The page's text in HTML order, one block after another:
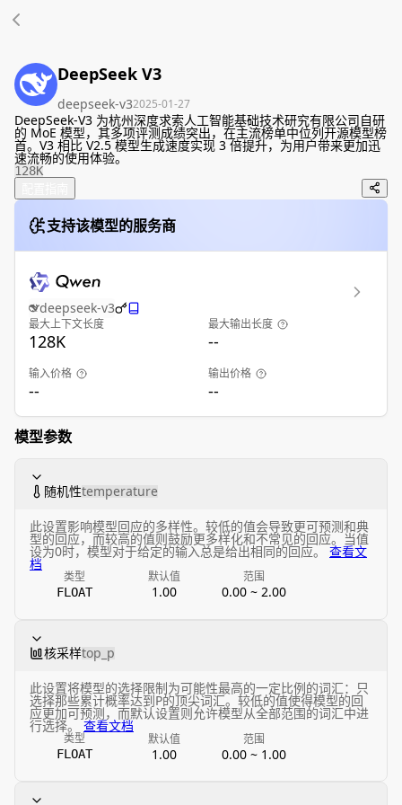
DeepSeek V3
deepseek-v32025-01-27
DeepSeek-V3 为杭州深度求索人工智能基础技术研究有限公司自研
的 MoE 模型，其多项评测成绩突出，在主流榜单中位列开源模型榜
首。V3 相比 V2.5 模型生成速度实现 3 倍提升，为用户带来更加迅
速流畅的使用体验。
128K
支持该模型的服务商
deepseek-v3
最大上下文长度
128K
最大输出长度
--
输入价格
--
输出价格
--
模型参数
随机性temperature
此设置影响模型回应的多样性。较低的值会导致更可预测和典
型的回应，而较高的值则鼓励更多样化和不常见的回应。当值
设为0时，模型对于给定的输入总是给出相同的回应。 查看文
档
类型
FLOAT
默认值
1.00
范围
0.00 ~ 2.00
核采样top_p
此设置将模型的选择限制为可能性最高的一定比例的词汇：只
选择那些累计概率达到P的顶尖词汇。较低的值使得模型的回
应更加可预测，而默认设置则允许模型从全部范围的词汇中进
行选择。 查看文档
类型
FLOAT
默认值
1.00
范围
0.00 ~ 1.00